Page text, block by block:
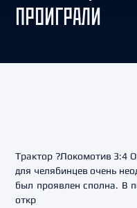
ПРОИГРАЛИ
Трактор ?Локомотив 3:4
для челябинцев очень
был проявлен сполна. В
откр